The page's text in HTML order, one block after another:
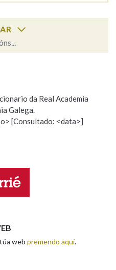
erro na palabra
da Real Academia
Galega.
[Consultado: <data>]
web premendo aquí.